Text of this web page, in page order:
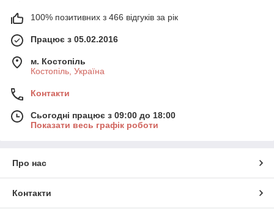
100% позитивних з 466 відгуків за рік
Працює з 05.02.2016
м. Костопіль
Костопіль, Україна
Контакти
Сьогодні працює з 09:00 до 18:00
Показати весь графік роботи
Про нас
Контакти